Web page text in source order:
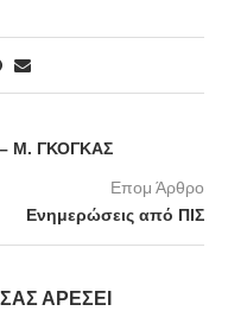
Μ. ΓΚΟΓΚΑΣ
Επομ Άρθρο
Ενημερώσεις από ΠΙΣ
ΑΡΈΣΕΙ